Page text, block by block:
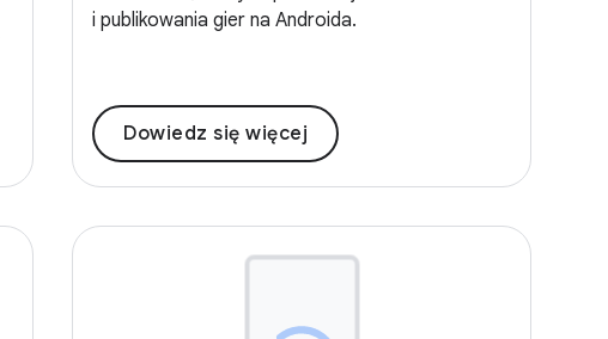
i publikowania gier na Androida.
Dowiedz się więcej